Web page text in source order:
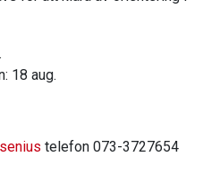
18 aug.
telefon 073-3727654